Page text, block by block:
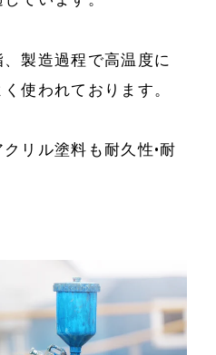
製造過程で高温度に
使われております。
リル塗料も耐久性•耐